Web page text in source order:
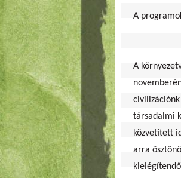
A
A
társadalmi
közvetített
arra